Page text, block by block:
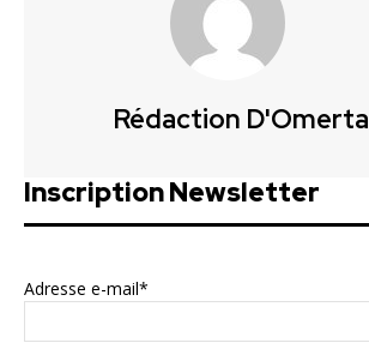
Rédaction D'Omerta
Inscription Newsletter
Adresse e-mail*